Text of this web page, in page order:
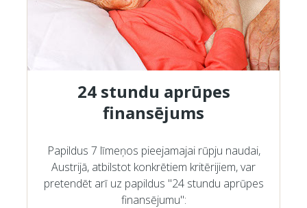
24 stundu aprūpes
finansējums
Papildus 7 līmeņos pieejamajai rūpju naudai,
Austrijā, atbilstot konkrētiem kritērijiem, var
pretendēt arī uz papildus "24 stundu aprūpes
finansējumu":